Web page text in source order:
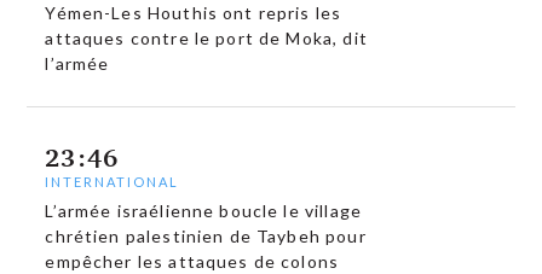
Yémen-Les Houthis ont repris les
attaques contre le port de Moka, dit
l’armée
23:46
INTERNATIONAL
L’armée israélienne boucle le village
chrétien palestinien de Taybeh pour
empêcher les attaques de colons